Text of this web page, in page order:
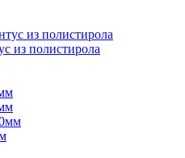
из полистирола